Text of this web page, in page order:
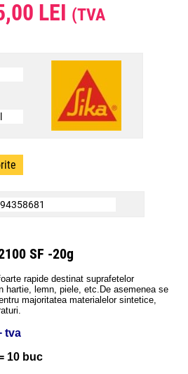
LEI (TVA
SF -20g
rapide destinat suprafetelor
hartie, lemn, piele, etc.De asemenea se
majoritatea materialelor sintetice,
tva
10 buc